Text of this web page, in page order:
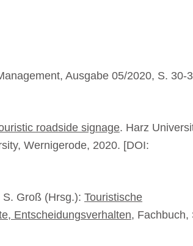
Ausgabe 05/2020, S. 30-
roadside signage. Harz
Wernigerode, 2020. [DOI:
Groß (Hrsg.): Touristische
Entscheidungsverhalten, Fachbuch,